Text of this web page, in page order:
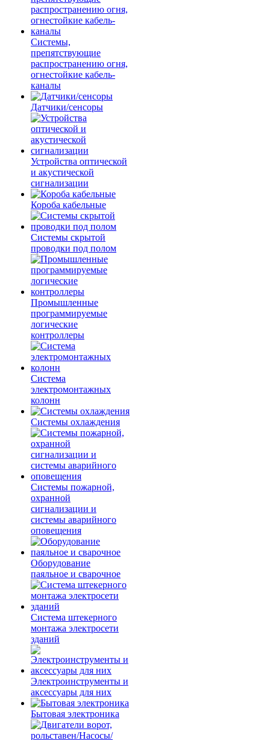
Системы,
препятствующие
распространению огня,
огнестойкие кабель-
каналы
Датчики/сенсоры
Устройства оптической
и акустической
сигнализации
Короба кабельные
Системы скрытой
проводки под полом
Промышленные
программируемые
логические
контроллеры
Система
электромонтажных
колонн
Системы охлаждения
Системы пожарной,
охранной
сигнализации и
системы аварийного
оповещения
Оборудование
паяльное и сварочное
Система штекерного
монтажа электросети
зданий
Электроинструменты и
аксессуары для них
Бытовая электроника